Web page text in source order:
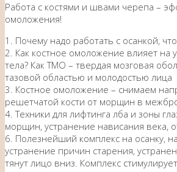
Работа с костями и швами черепа –
омоложения!
1. Почему надо работать с осанкой,
2. Как костное омоложение влияет на
тела? Как ТМО – твердая мозговая
тазовой областью и молодостью лица
3. Костное омоложение – снимаем
решетчатой кости от морщин в
4. Техники для лифтинга лба и зоны
морщин, устранение нависания века,
6. Полезнейший комплекс на осанку,
устранение причин старения,
тянут лицо вниз. Комплекс